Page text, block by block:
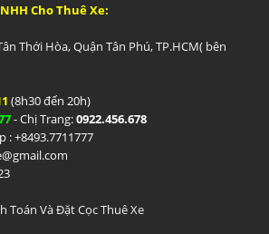
Cho Thuê Xe:
Thới Hòa, Quận Tân Phú, TP.HCM( bên
(8h30 đến 20h)
- Chị Trang:0922.456.678
: +8493.7711777
Toán Và Đặt Cọc Thuê Xe